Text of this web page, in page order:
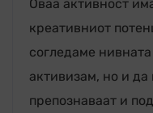
Оваа активност
креативниот
согледаме
активизам, но и да
препознаваат и